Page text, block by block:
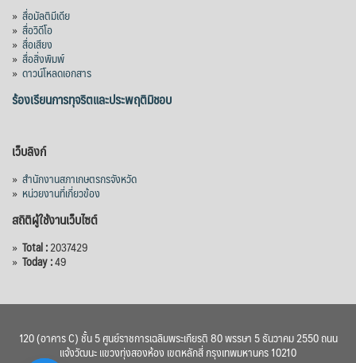
» สื่อมัลติมีเดีย
» สื่อวิดีโอ
» สื่อเสียง
» สื่อสิ่งพิมพ์
» ดาวน์โหลดเอกสาร
ร้องเรียนการทุจริตและประพฤติมิชอบ
เว็บลิงก์
» สำนักงานสภาเกษตรกรจังหวัด
» หน่วยงานที่เกี่ยวข้อง
สถิติผู้ใช้งานเว็บไซต์
» Total :2037429
» Today :49
120 (อาคาร C) ชั้น 5 ศูนย์ราชการเฉลิมพระเกียรติ 80 พรรษา 5 ธันวาคม 2550 ถนน
แจ้งวัฒนะ แขวงทุ่งสองห้อง เขตหลักสี่ กรุงเทพมหานคร 10210